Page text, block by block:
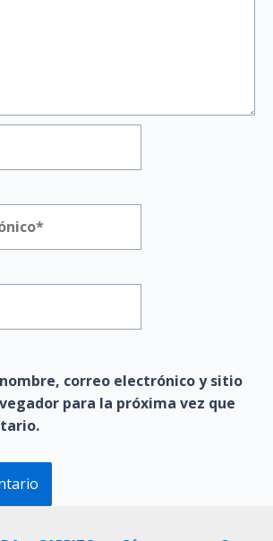
correo electrónico y sitio
para la próxima vez que